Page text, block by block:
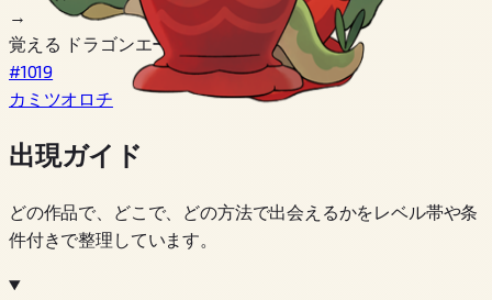
→
覚える ドラゴンエール
#1019
カミツオロチ
出現ガイド
どの作品で、どこで、どの方法で出会えるかをレベル帯や条
件付きで整理しています。